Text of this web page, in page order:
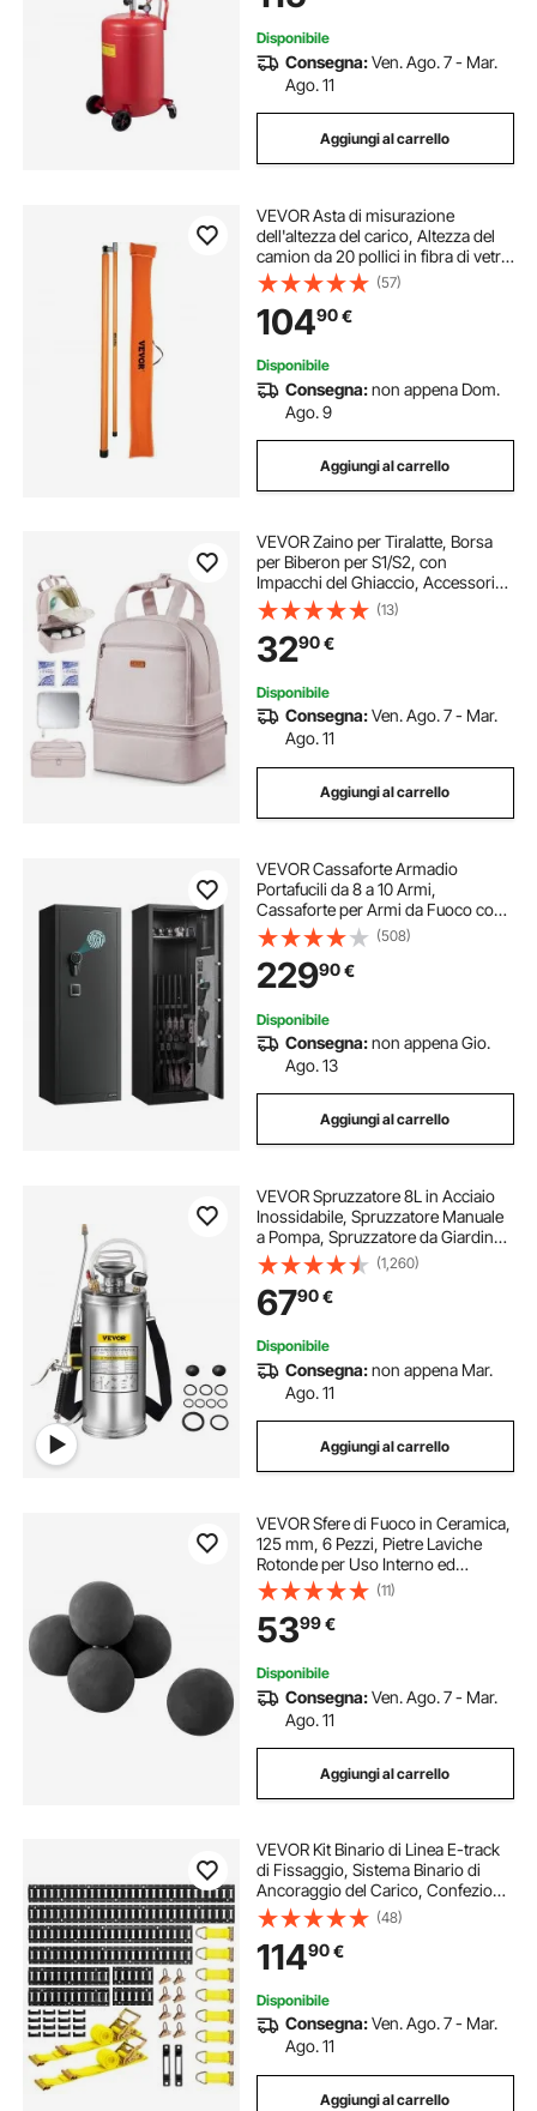
Pressione
Disponibile
Consegna:Ven. Ago. 7 - Mar.
Ago. 11
Aggiungi al carrello
VEVOR Asta di misurazione
dell'altezza del carico, Altezza del
camion da 20 pollici in fibra di vetro
con asta regolabile, Asta di
misurazione dell'altezza del camion
non conduttivo
(57)
10490€
Disponibile
Consegna:non appena Dom.
Ago. 9
Aggiungi al carrello
VEVOR Zaino per Tiralatte, Borsa
per Biberon per S1/S2, con
Impacchi del Ghiaccio, Accessori
per l'Estrazione e Conservazione
del Latte Materno, per Biberon di
Latte, per Lavoro Viaggio, Rosa
Chiaro
(13)
3290€
Disponibile
Consegna:Ven. Ago. 7 - Mar.
Ago. 11
Aggiungi al carrello
VEVOR Cassaforte Armadio
Portafucili da 8 a 10 Armi,
Cassaforte per Armi da Fuoco con
Impronta Digitale e Password e
Chiavi, con 3 Tasche per Supporti
Regolabili, Accesso Rapido,
Assemblaggio Richiesto
(508)
22990€
Disponibile
Consegna:non appena Gio.
Ago. 13
Aggiungi al carrello
VEVOR Spruzzatore 8L in Acciaio
Inossidabile, Spruzzatore Manuale
a Pompa, Spruzzatore da Giardino
Rinforzato a Pressione da 3,3
Pollici, Spruzzatore per
Giardinaggio Domestico e Pulizia
del Terreno
(1,260)
6790€
Disponibile
Consegna:non appena Mar.
Ago. 11
Aggiungi al carrello
VEVOR Sfere di Fuoco in Ceramica,
125 mm, 6 Pezzi, Pietre Laviche
Rotonde per Uso Interno ed
Esterno, Pietre Decorative per
Braciere, per Caminetti a Propano
Gas, Stufe, Cortili, Campeggio,
Nero
(11)
5399€
Disponibile
Consegna:Ven. Ago. 7 - Mar.
Ago. 11
Aggiungi al carrello
VEVOR Kit Binario di Linea E-track
di Fissaggio, Sistema Binario di
Ancoraggio del Carico, Confezione
da 8 con 1,5 m, 1,2 m, 0,6 m, 0,3 m
Binari E-Track, Adatti per Furgoni e
Rimorchi
(48)
11490€
Disponibile
Consegna:Ven. Ago. 7 - Mar.
Ago. 11
Aggiungi al carrello